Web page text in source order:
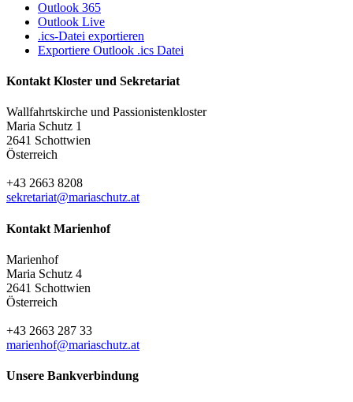
Outlook 365
Outlook Live
.ics-Datei exportieren
Exportiere Outlook .ics Datei
Kontakt Kloster und Sekretariat
Wallfahrtskirche und Passionistenkloster
Maria Schutz 1
2641 Schottwien
Österreich
+43 2663 8208
sekretariat@mariaschutz.at
Kontakt Marienhof
Marienhof
Maria Schutz 4
2641 Schottwien
Österreich
+43 2663 287 33
marienhof@mariaschutz.at
Unsere Bankverbindung